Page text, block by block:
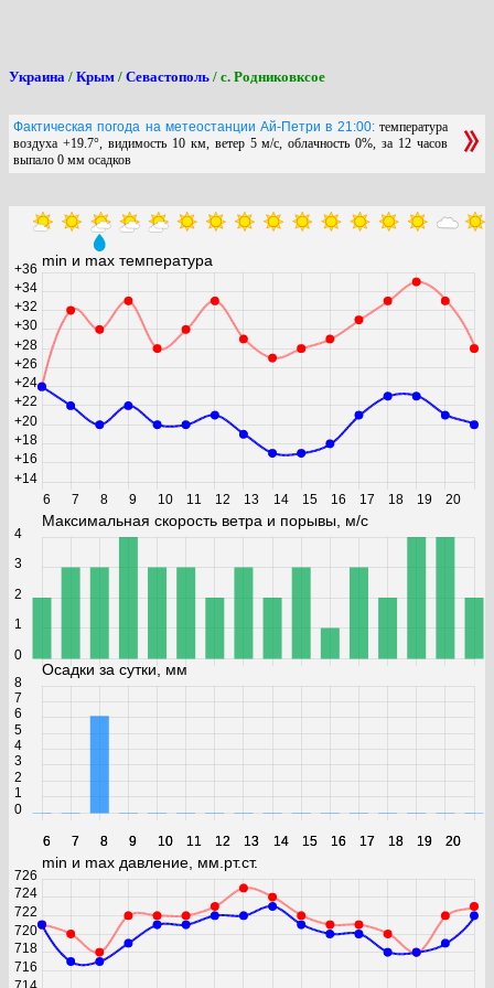
Украина / Крым / Севастополь / с. Родниковксое
Фактическая погода на метеостанции Ай-Петри в 21:00:температура
воздуха +19.7°, видимость 10 км, ветер 5 м/с, облачность 0%, за 12 часов
выпало 0 мм осадков
min и max температура
6 7 8 9 10 11 12 13 14 15 16 17 18 19 20
+14
+16
+18
+20
+22
+24
+26
+28
+30
+32
+34
+36
Максимальная скорость ветра и порывы, м/с
6 7 8 9 10 11 12 13 14 15 16 17 18 19 20
0
1
2
3
4
Осадки за сутки, мм
6 7 8 9 10 11 12 13 14 15 16 17 18 19 20
0
1
2
3
4
5
6
7
8
min и max давление, мм.рт.ст.
714
716
718
720
722
724
726